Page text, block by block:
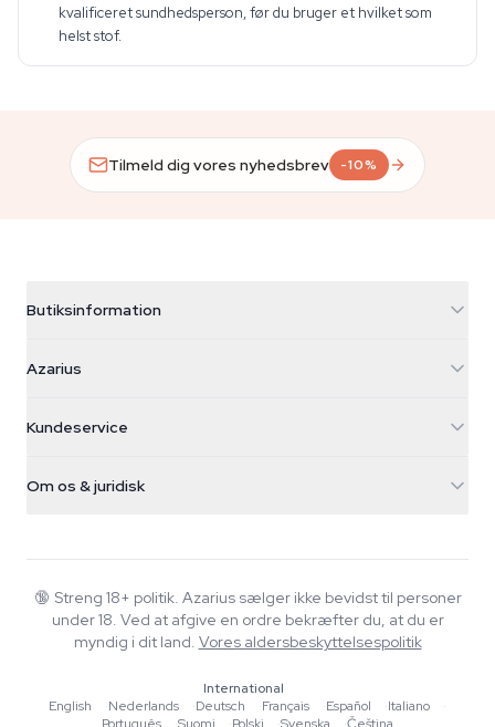
kvalificeret sundhedsperson, før du bruger et hvilket som
helst stof.
Tilmeld dig vores nyhedsbrev -10%
Butiksinformation
Galvaniweg 11
Nederland
+31(0)204897914
Azarius
Smokeshop
Kundeservice
Returpolitik
FAQ
Privatlivspolitik
Om os & juridisk
Wiki
Blog
Skribenter
Værktøjer & Beregnere
🔞 Streng 18+ politik. Azarius sælger ikke bevidst til personer
under 18. Ved at afgive en ordre bekræfter du, at du er
myndig i dit land. Vores aldersbeskyttelsespolitik
International
English
·Nederlands ·Deutsch ·Français ·Español ·Italiano
·